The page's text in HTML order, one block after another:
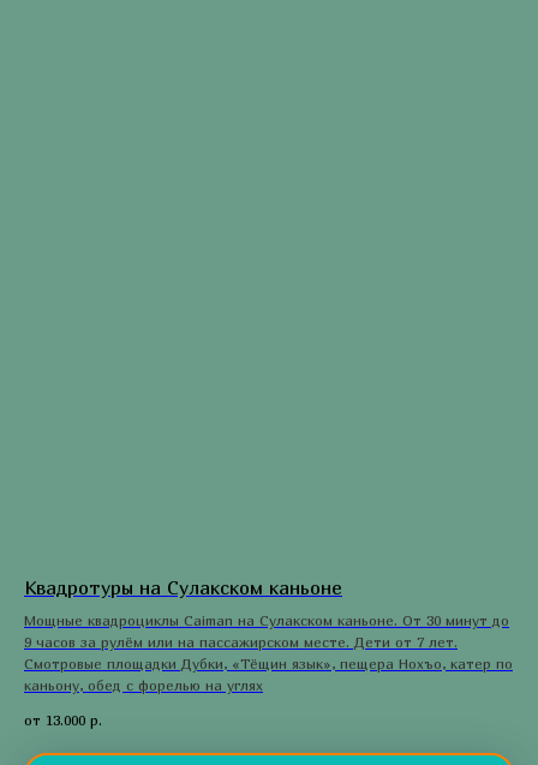
Квадротуры на Сулакском каньоне
Мощные квадроциклы Caiman на Сулакском каньоне. От 30 минут до
9 часов за рулём или на пассажирском месте. Дети от 7 лет.
Смотровые площадки Дубки, «Тёщин язык», пещера Нохъо, катер по
каньону, обед с форелью на углях
от 13.000 р.